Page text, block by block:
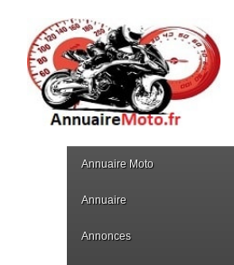
Annuaire Moto
Annuaire
Annonces